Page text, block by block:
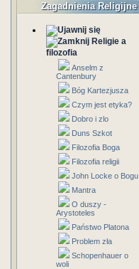
Zagadnienia Religijne
Religie a
filozofia
Anselm z
Cantenbury
Bóg Kartezjusza
Czym jest etyka?
Dobro i zlo
Duns Szkot
Filozofia Boga
Filozofia religii
John Locke o Bogu
Mantra
O duszy -
Arystoteles
Państwo Platona
Problem zła
Schopenhauer o
woli